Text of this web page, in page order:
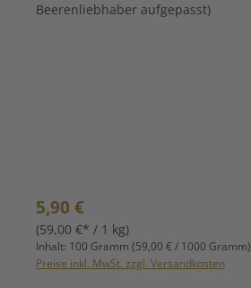
Regulärer Preis:
5,90 €
(59,00 €* / 1 kg)
Inhalt: 100 Gramm (59,00 € / 1000 Gramm)
Preise inkl. MwSt. zzgl. Versandkosten